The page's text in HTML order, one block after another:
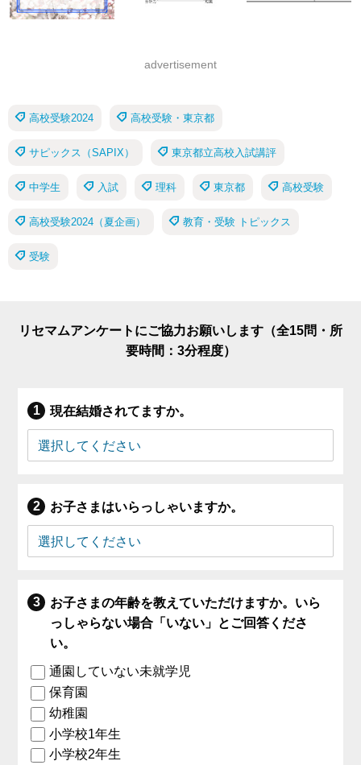
advertisement
高校受験2024 高校受験・東京都
サピックス（SAPIX） 東京都立高校入試講評
中学生 入試 理科 東京都 高校受験
高校受験2024（夏企画） 教育・受験 トピックス
受験
リセマムアンケートにご協力お願いします（全15問・所
要時間：3分程度）
現在結婚されてますか。
お子さまはいらっしゃいますか。
お子さまの年齢を教えていただけますか。いら
っしゃらない場合「いない」とご回答くださ
い。
通園していない未就学児
保育園
幼稚園
小学校1年生
小学校2年生